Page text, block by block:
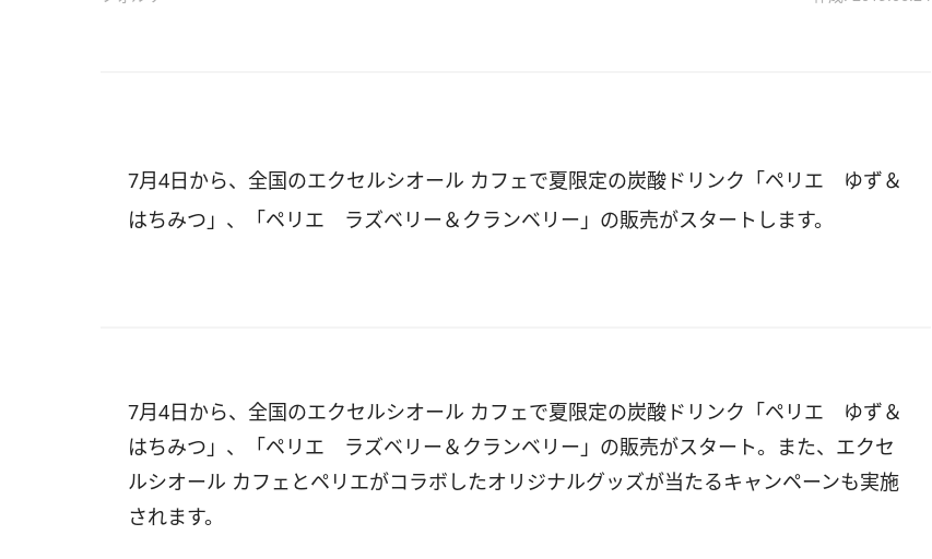
7月4日から、全国のエクセルシオール カフェで夏限定の炭酸ドリンク「ペリエ ゆず＆
はちみつ」、「ペリエ ラズベリー＆クランベリー」の販売がスタートします。
7月4日から、全国のエクセルシオール カフェで夏限定の炭酸ドリンク「ペリエ ゆず＆
はちみつ」、「ペリエ ラズベリー＆クランベリー」の販売がスタート。また、エクセ
ルシオール カフェとペリエがコラボしたオリジナルグッズが当たるキャンペーンも実施
されます。